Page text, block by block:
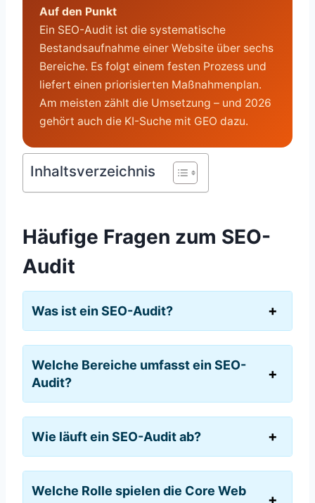
Auf den Punkt
Ein SEO-Audit ist die systematische
Bestandsaufnahme einer Website über sechs
Bereiche. Es folgt einem festen Prozess und
liefert einen priorisierten Maßnahmenplan.
Am meisten zählt die Umsetzung – und 2026
gehört auch die KI-Suche mit GEO dazu.
Inhaltsverzeichnis
Häufige Fragen zum SEO-
Audit
Was ist ein SEO-Audit?
Welche Bereiche umfasst ein SEO-
Audit?
Wie läuft ein SEO-Audit ab?
Welche Rolle spielen die Core Web